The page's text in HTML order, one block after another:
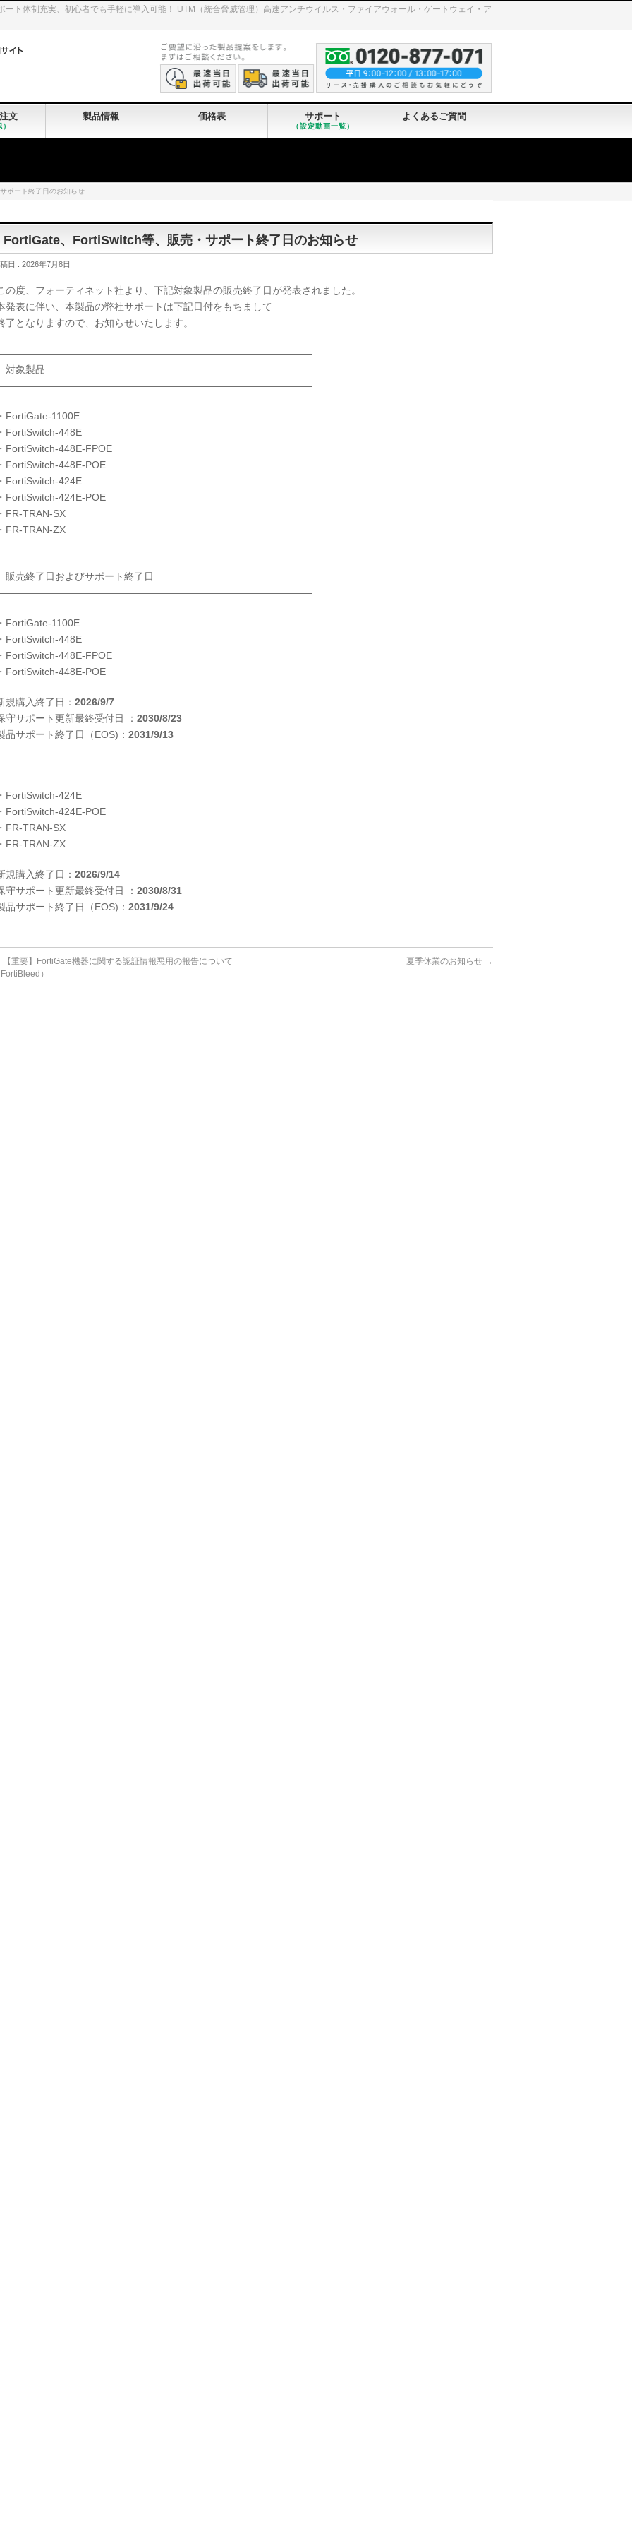
ト体制充実、初心者でも手軽に導入可能！ UTM（統合脅威管理）高速アンチウイルス・ファイアウォール・ゲートウェイ・ア
文 製品情報 価格表 サポート
（設定動画一覧）
よくあるご質問
ポート終了日のお知らせ
FortiGate、FortiSwitch等、販売・サポート終了日のお知らせ
日 : 2026年7月8日
の度、フォーティネット社より、下記対象製品の販売終了日が発表されました。
発表に伴い、本製品の弊社サポートは下記日付をもちまして
了となりますので、お知らせいたします。
象製品
FortiGate-1100E
FortiSwitch-448E
FortiSwitch-448E-FPOE
FortiSwitch-448E-POE
FortiSwitch-424E
FortiSwitch-424E-POE
FR-TRAN-SX
FR-TRAN-ZX
売終了日およびサポート終了日
FortiGate-1100E
FortiSwitch-448E
FortiSwitch-448E-FPOE
FortiSwitch-448E-POE
規購入終了日： 2026/9/7
守サポート更新最終受付日 ： 2030/8/23
品サポート終了日（EOS)： 2031/9/13
FortiSwitch-424E
FortiSwitch-424E-POE
FR-TRAN-SX
FR-TRAN-ZX
規購入終了日： 2026/9/14
守サポート更新最終受付日 ： 2030/8/31
品サポート終了日（EOS)： 2031/9/24
【重要】FortiGate機器に関する認証情報悪用の報告について
）
夏季休業のお知らせ →